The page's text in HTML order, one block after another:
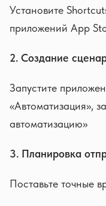
Установите
приложений App
2. Создание
Запустите
«Автоматизация»,
автоматизацию»
3. Планировка
Поставьте точные